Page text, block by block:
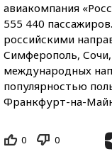
авиакомпания
555 440
российскими
Симферополь,
международных
популярностью
Франкфурт-на-
0 0